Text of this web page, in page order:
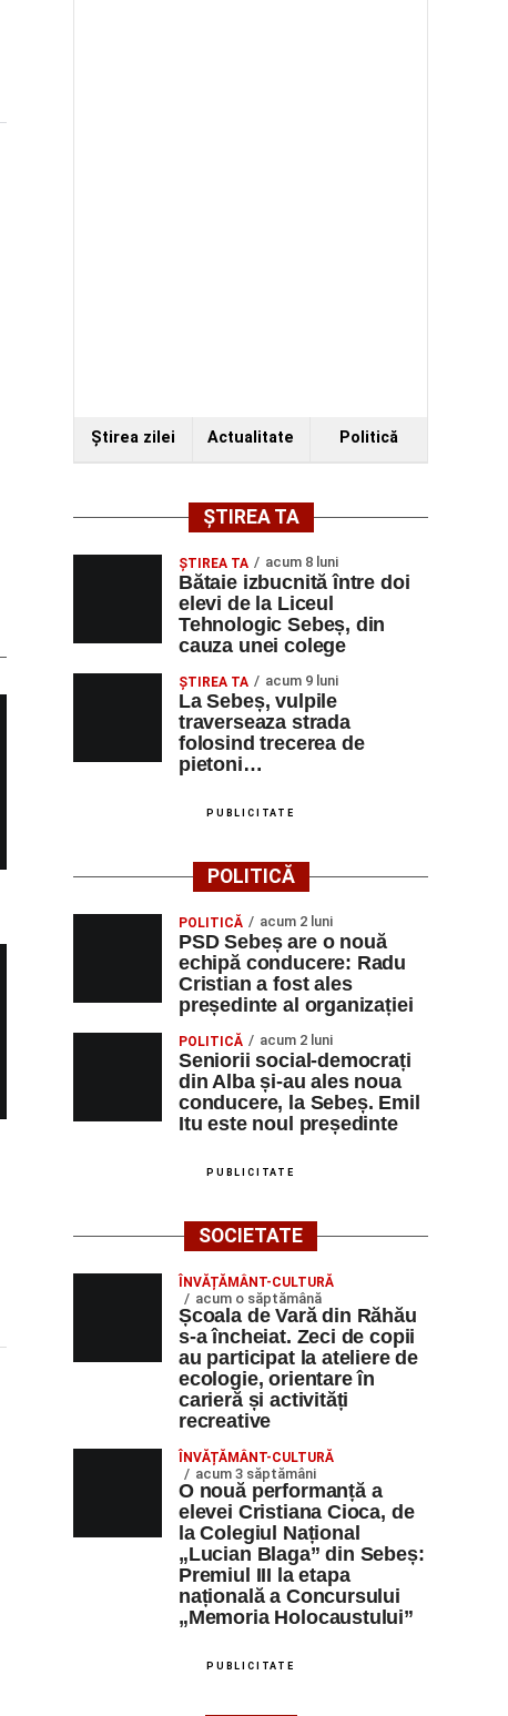
Ştirea zilei Actualitate Politică
ȘTIREA TA
ŞTIREA TA acum 8 luni
Bătaie izbucnită între doi
elevi de la Liceul
Tehnologic Sebeș, din
cauza unei colege
ŞTIREA TA acum 9 luni
La Sebeș, vulpile
traverseaza strada
folosind trecerea de
pietoni…
PUBLICITATE
POLITICĂ
POLITICĂ acum 2 luni
PSD Sebeș are o nouă
echipă conducere: Radu
Cristian a fost ales
președinte al organizației
POLITICĂ acum 2 luni
Seniorii social-democrați
din Alba și-au ales noua
conducere, la Sebeș. Emil
Itu este noul președinte
PUBLICITATE
SOCIETATE
ÎNVĂȚĂMÂNT-CULTURĂ
acum o săptămână
Școala de Vară din Răhău
s-a încheiat. Zeci de copii
au participat la ateliere de
ecologie, orientare în
carieră și activități
recreative
ÎNVĂȚĂMÂNT-CULTURĂ
acum 3 săptămâni
O nouă performanță a
elevei Cristiana Cioca, de
la Colegiul Național
„Lucian Blaga” din Sebeș:
Premiul III la etapa
națională a Concursului
„Memoria Holocaustului”
PUBLICITATE